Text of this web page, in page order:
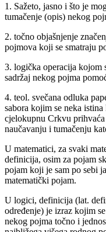
1. Sažeto, jasno i što je
tumačenje (opis) nekog
2. točno objašnjenje
pojmova koji se smatraju
3. logička operacija kojom
sadržaj nekog pojma
4. teol. svečana odluka
sabora kojim se neka istina
cjelokupnu Crkvu prihvaća
naučavanju i tumačenju
U matematici, za svaki
definicija, osim za pojam
pojam koji je sam po sebi
matematički pojam.
U logici, definicija (lat.
određenje) je izraz kojim
nekog pojma točno i